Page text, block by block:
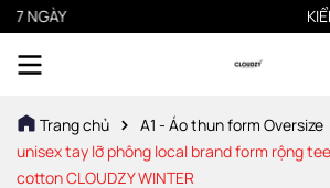
KIỂM
Trang chủ A1 - Áo thun form Oversize
unisex tay lỡ phông local brand form rộng
cotton CLOUDZY WINTER